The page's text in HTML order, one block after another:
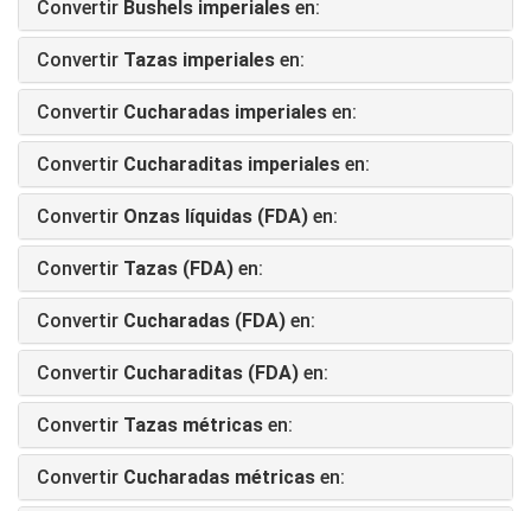
Convertir Bushels imperiales en:
Convertir Tazas imperiales en:
Convertir Cucharadas imperiales en:
Convertir Cucharaditas imperiales en:
Convertir Onzas líquidas (FDA) en:
Convertir Tazas (FDA) en:
Convertir Cucharadas (FDA) en:
Convertir Cucharaditas (FDA) en:
Convertir Tazas métricas en:
Convertir Cucharadas métricas en: